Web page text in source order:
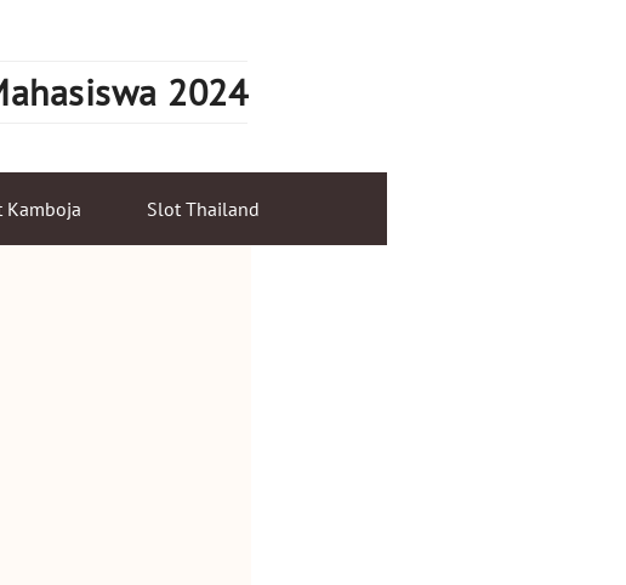
2024
Kamboja Slot Thailand